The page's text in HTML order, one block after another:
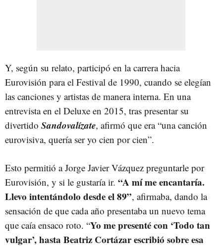
Y, según su relato, participó en la carrera hacia
Eurovisión para el Festival de 1990, cuando se elegían
las canciones y artistas de manera interna. En una
entrevista en el Deluxe en 2015, tras presentar su
divertido Sandovalízate, afirmó que era “una canción
eurovisiva, quería ser yo cien por cien”.
Esto permitió a Jorge Javier Vázquez preguntarle por
Eurovisión, y si le gustaría ir. “A mí me encantaría.
Llevo intentándolo desde el 89”, afirmaba, dando la
sensación de que cada año presentaba un nuevo tema
que caía ensaco roto. “Yo me presenté con ‘Todo tan
vulgar’, hasta Beatriz Cortázar escribió sobre esa